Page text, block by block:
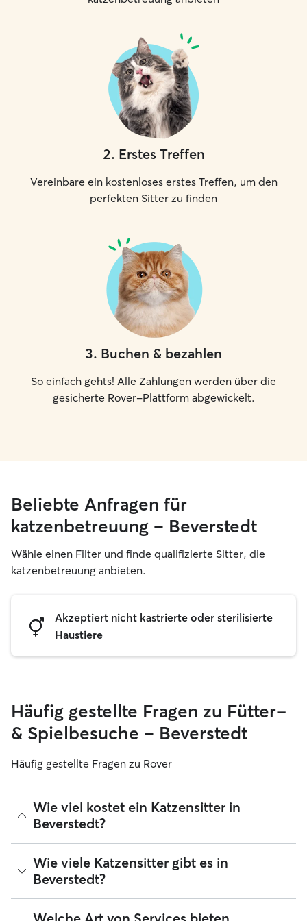
2. Erstes Treffen
Vereinbare ein kostenloses erstes Treffen, um den
perfekten Sitter zu finden
3. Buchen & bezahlen
So einfach gehts! Alle Zahlungen werden über die
gesicherte Rover-Plattform abgewickelt.
Beliebte Anfragen für
katzenbetreuung – Beverstedt
Wähle einen Filter und finde qualifizierte Sitter, die
katzenbetreuung anbieten.
Akzeptiert nicht kastrierte oder sterilisierte
Haustiere
Häufig gestellte Fragen zu Fütter-
& Spielbesuche – Beverstedt
Häufig gestellte Fragen zu Rover
Wie viel kostet ein Katzensitter in
Beverstedt?
Katzensitter können ihre Preise bei Rover frei festlegen. Die
durchschnittlichen Kosten für einen Rover-Katzensitter in
Beverstedt betragen seit August 2026 etwa 15 pro Nacht,
einschließlich der Servicegebühren von Rover. Der Preis
Wie viele Katzensitter gibt es in
Beverstedt?
Seit August 2026 gibt es 57 Katzensitter in Beverstedt. Du